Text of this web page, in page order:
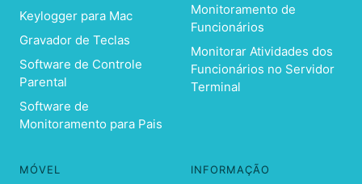
Keylogger para Mac
Gravador de Teclas
Software de Controle
Parental
Software de
Monitoramento para Pais
Monitoramento de
Funcionários
Monitorar Atividades dos
Funcionários no Servidor
Terminal
MÓVEL INFORMAÇÃO